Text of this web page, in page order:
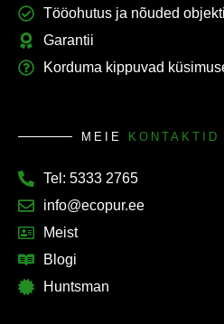
Tööohutus ja nõuded
Garantii
Korduma kippuvad
MEIE KONTAKTID
Tel: 5333 2765
info@ecopur.ee
Meist
Blogi
Huntsman